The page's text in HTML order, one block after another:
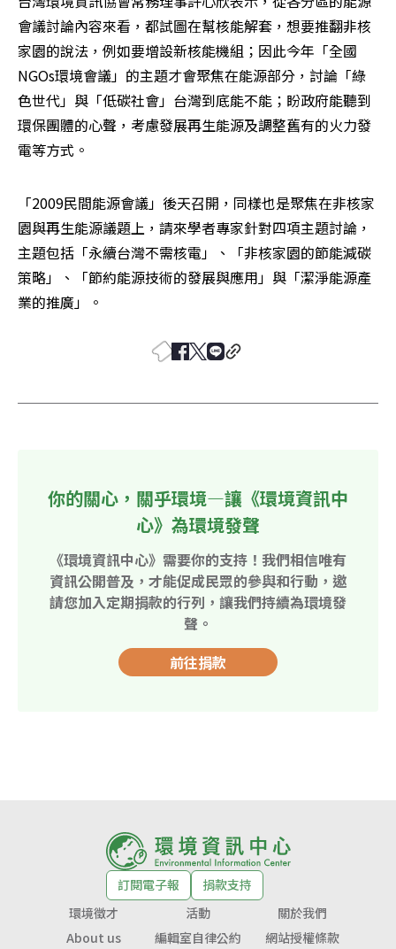
會議討論內容來看，都試圖在幫核能解套，想要推翻非核
家園的說法，例如要增設新核能機組；因此今年「全國
NGOs環境會議」的主題才會聚焦在能源部分，討論「綠
色世代」與「低碳社會」台灣到底能不能；盼政府能聽到
環保團體的心聲，考慮發展再生能源及調整舊有的火力發
電等方式。
「2009民間能源會議」後天召開，同樣也是聚焦在非核家
園與再生能源議題上，請來學者專家針對四項主題討論，
主題包括「永續台灣不需核電」、「非核家園的節能減碳
策略」、「節約能源技術的發展與應用」與「潔淨能源產
業的推廣」。
你的關心，關乎環境—讓《環境資訊中
心》為環境發聲
《環境資訊中心》需要你的支持！我們相信唯有
資訊公開普及，才能促成民眾的參與和行動，邀
請您加入定期捐款的行列，讓我們持續為環境發
聲。
前往捐款
訂閱電子報
捐款支持
環境徵才
活動
關於我們
About us
編輯室自律公約 網站授權條款